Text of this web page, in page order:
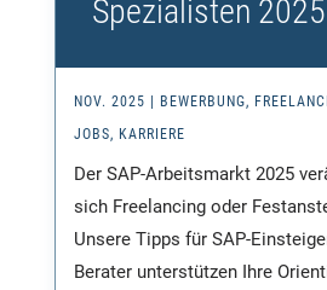
Spezialisten
NOV. 2025 | BEWERBUNG,
JOBS, KARRIERE
Der SAP-Arbeitsmarkt 2025
sich Freelancing oder
Unsere Tipps für SAP-
Berater unterstützen Ihre